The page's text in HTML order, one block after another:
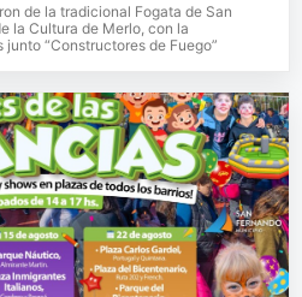
de la tradicional Fogata de San
la Cultura de Merlo, con la
“Constructores de Fuego”